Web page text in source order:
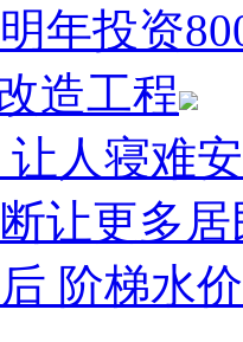
年投资
造工程
人寝难安
让更多
阶梯水